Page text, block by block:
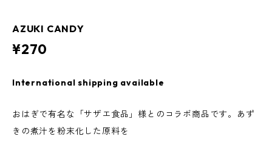
AZUKI CANDY
¥270
International shipping available
おはぎで有名な「サザエ食品」様とのコラボ商品です。あず
きの煮汁を粉末化した原料を